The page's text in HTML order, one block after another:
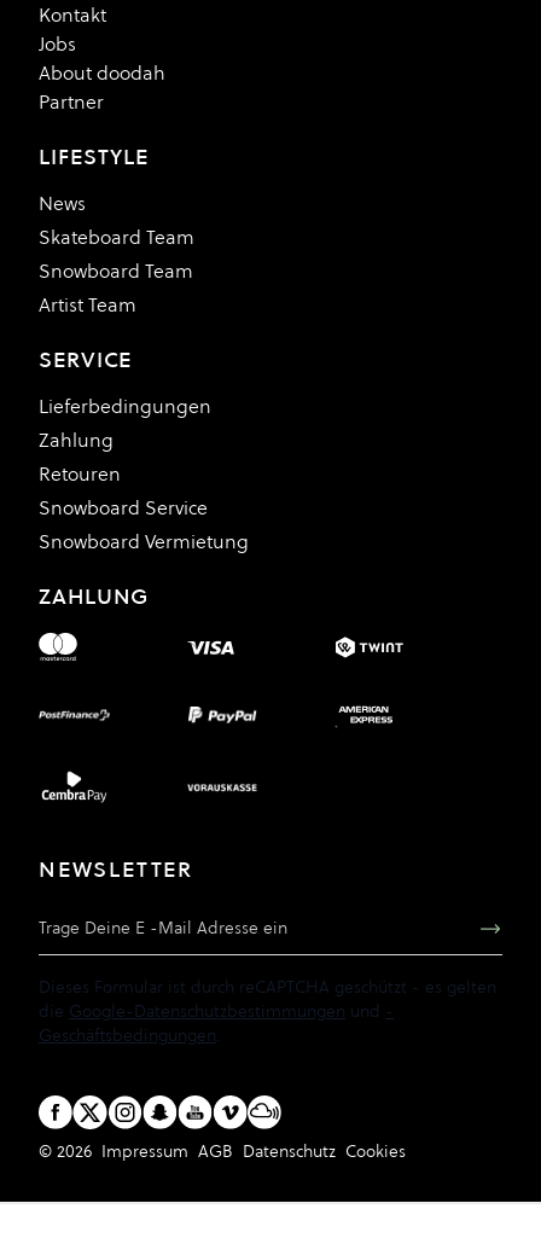
Kontakt
Jobs
About doodah
Partner
LIFESTYLE
News
Skateboard Team
Snowboard Team
Artist Team
SERVICE
Lieferbedingungen
Zahlung
Retouren
Snowboard Service
Snowboard Vermietung
ZAHLUNG
NEWSLETTER
Dieses Formular ist durch reCAPTCHA geschützt - es gelten
die Google-Datenschutzbestimmungen und -
Geschäftsbedingungen.
© 2026 Impressum AGB Datenschutz Cookies